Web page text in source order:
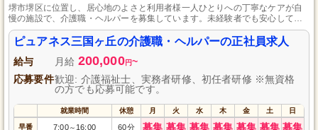
堺市堺区に位置し、居心地のよさと利用者様一人ひとりへの丁寧なケアが自
慢の施設で、介護職・ヘルパーを募集しています。未経験者でも安心してス
タートできるように、研修制度とフォローアップ体制を整えており、産前産
後休暇や育児休暇など、生活スタイルに合わせた働き方も支援しています。
安定した収入と充実した福利厚生のもとで、やりがいをもってキャリアを築
いていくことができます。
ピュアネス三国ヶ丘の介護職・ヘルパーの正社員求人
給与 月給 200,000円~
応募要件歓迎: 介護福祉士、実務者研修、初任者研修 ※無資格
の方でも応募可能です。
就業時間 休憩 月 火 水 木 金 土 日
早番 7:00～ 16:00 60分 募集 募集 募集 募集 募集 募集 募集